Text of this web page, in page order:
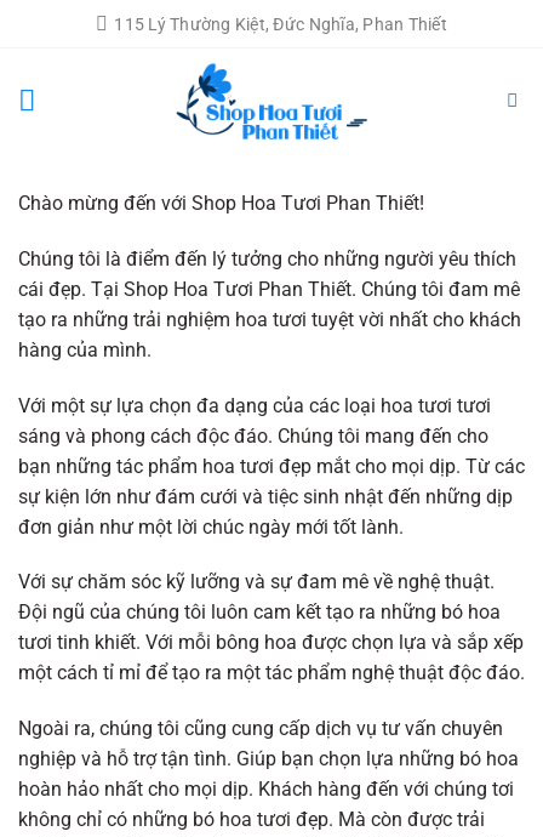
đến
dung
115 Lý Thường Kiệt, Đức Nghĩa, Phan Thiết
Chào mừng đến với Shop Hoa Tươi Phan Thiết!
Chúng tôi là điểm đến lý tưởng cho những người yêu thích
cái đẹp. Tại Shop Hoa Tươi Phan Thiết. Chúng tôi đam mê
tạo ra những trải nghiệm hoa tươi tuyệt vời nhất cho khách
hàng của mình.
Với một sự lựa chọn đa dạng của các loại hoa tươi tươi
sáng và phong cách độc đáo. Chúng tôi mang đến cho
bạn những tác phẩm hoa tươi đẹp mắt cho mọi dịp. Từ các
sự kiện lớn như đám cưới và tiệc sinh nhật đến những dịp
đơn giản như một lời chúc ngày mới tốt lành.
Với sự chăm sóc kỹ lưỡng và sự đam mê về nghệ thuật.
Đội ngũ của chúng tôi luôn cam kết tạo ra những bó hoa
tươi tinh khiết. Với mỗi bông hoa được chọn lựa và sắp xếp
một cách tỉ mỉ để tạo ra một tác phẩm nghệ thuật độc đáo.
Ngoài ra, chúng tôi cũng cung cấp dịch vụ tư vấn chuyên
nghiệp và hỗ trợ tận tình. Giúp bạn chọn lựa những bó hoa
hoàn hảo nhất cho mọi dịp. Khách hàng đến với chúng tơi
không chỉ có những bó hoa tươi đẹp. Mà còn được trải